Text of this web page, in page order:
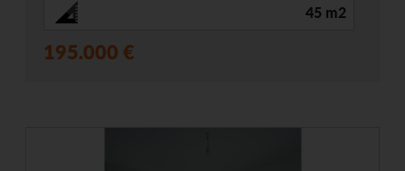
45 m2
195.000 €